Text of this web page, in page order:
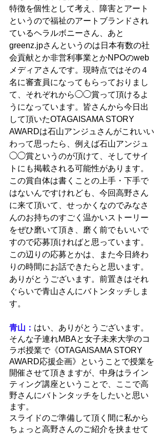
特徴を個性として考え、障害とアート
というので福祉のアートブランドされ
ているヘラルボニーさん、あと
greenz.jpさんというのは日本有数の社
会貢献とか非営利事業とかNPOのweb
メディアさんです。現時点ではその４
名に審査員になってもらっておりまし
て、それぞれから◯◯賞って頂けるよ
うになっています。皆さんから今日出
して頂いたOTAGAISAMA STORY
AWARDは石山アンジュさんがこれいい
わって思ったら、例えば石山アンジュ
◯◯賞というのが頂けて、そしてサイ
トにも掲載される可能性があります。
この賞自体は書くことの上手・下手で
はないんですけれども、今回高野さん
に来て頂いて、せっかくなのでみなさ
んのお持ちのすごく温かいストーリー
をぜひ磨いて頂き、磨く前でもいいで
すので応募頂ければと思っています。
この辺りの応募とかは、また今日終わ
りの時間にお話できたらと思います。
ありがとうございます。前置きはそれ
ぐらいで青山さんにバトンタッチしま
す。
青山： はい、ありがとうございます。
そんな子連れMBAと女子未来大学のコ
ラボ授業で《OTAGAISAMA STORY
AWARD応援企画》ということで授業を
開催させて頂きますが、中身はライン
ティング講座ということで、ここで高
野さんにバトンタッチをしたいと思い
ます。
スライドのご準備して頂く間に私から
ちょっと高野さんのご紹介を挟ませて